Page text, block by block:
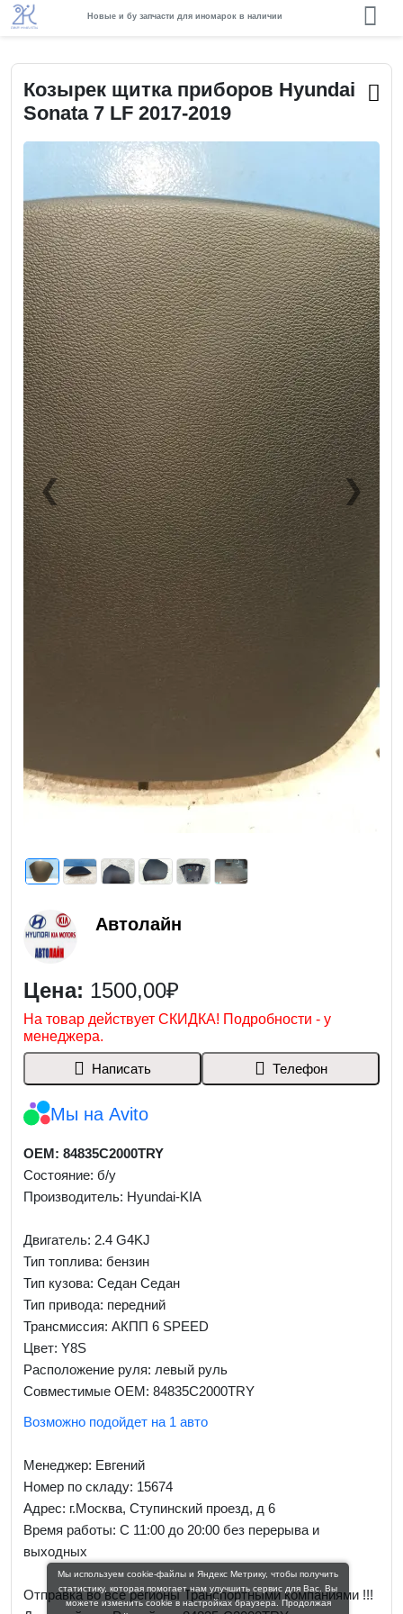
Новые и бу запчасти для иномарок в наличии
Козырек щитка приборов Hyundai
Sonata 7 LF 2017-2019
❮Previous ❯Next
Автолайн
Цена: 1500,00₽
На товар действует СКИДКА! Подробности - у
менеджера.
Написать Телефон
Мы на Avito
OEM: 84835C2000TRY
Состояние: б/у
Производитель: Hyundai-KIA
Двигатель: 2.4 G4KJ
Тип топлива: бензин
Тип кузова: Седан Седан
Тип привода: передний
Трансмиссия: AКПП 6 SPEED
Цвет: Y8S
Расположение руля: левый руль
Совместимые OEM: 84835C2000TRY
Возможно подойдет на 1 авто
Менеджер: Евгений
Номер по складу: 15674
Адрес: г.Москва, Ступинский проезд, д 6
Время работы: С 11:00 до 20:00 без перерыва и
выходных
Отправка во все регионы Транспортными компаниями !!!
Мы используем cookie-файлы и Яндекс Метрику, чтобы получить
статистику, которая помогает нам улучшить сервис для Вас. Вы
можете изменить cookie в настройках браузера. Продолжая